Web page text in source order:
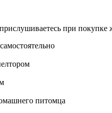
при покупке
питомца